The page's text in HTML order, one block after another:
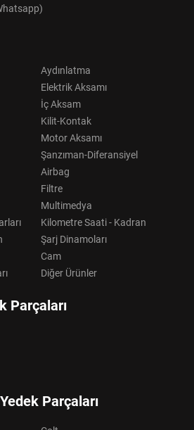
Aydınlatma
Elektrik Aksamı
İç Aksam
Kilit-Kontak
Motor Aksamı
Şanzıman-Diferansiyel
Airbag
Filtre
Multimedya
Kilometre Saati - Kadran
Şarj Dinamoları
Cam
Diğer Ürünler
Parçaları
Parçaları